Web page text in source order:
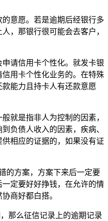
意愿。若是逾期后经银行多
，那银行很可能会去客户，
请信用卡个性化。就发卡银
用卡个性化业务的。在特殊
能力且持卡人有还款意愿
就是指非人为控制的因素，
负债人收入的因素，疾病、
相应的证据的，如果没有证
的方案，方案下来后一定要
定要好好挣钱，在允许的情
商好都白搭。
那么征信记录上的逾期记录